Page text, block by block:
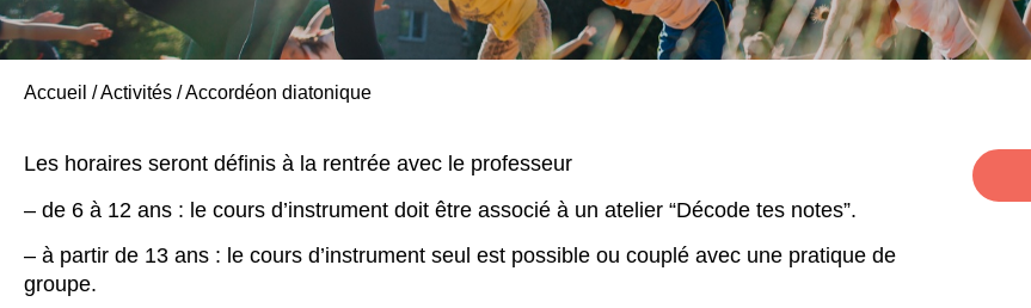
Accueil /Activités /Accordéon diatonique
Les horaires seront définis à la rentrée avec le professeur
– de 6 à 12 ans : le cours d’instrument doit être associé à un atelier “Décode tes notes”.
– à partir de 13 ans : le cours d’instrument seul est possible ou couplé avec une pratique de
groupe.